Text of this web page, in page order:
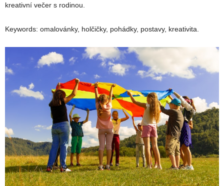
kreativní večer s rodinou.
Keywords: omalovánky, holčičky, pohádky, postavy, kreativita.